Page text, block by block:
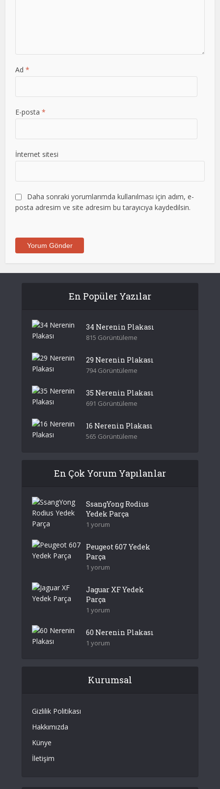
Ad*
E-posta*
İnternet sitesi
Daha sonraki yorumlarımda kullanılması için adım, e-
posta adresim ve site adresim bu tarayıcıya kaydedilsin.
En Popüler Yazılar
34 Nerenin Plakası
815 Görüntüleme
29 Nerenin Plakası
794 Görüntüleme
35 Nerenin Plakası
691 Görüntüleme
16 Nerenin Plakası
565 Görüntüleme
En Çok Yorum Yapılanlar
SsangYong Rodius
Yedek Parça
1 yorum
Peugeot 607 Yedek
Parça
1 yorum
Jaguar XF Yedek
Parça
1 yorum
60 Nerenin Plakası
1 yorum
Kurumsal
Gizlilik Politikası
Hakkımızda
Künye
İletişim